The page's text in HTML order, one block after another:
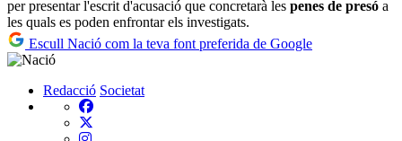
per presentar l'escrit d'acusació que concretarà les penes de presó a
les quals es poden enfrontar els investigats.
Escull Nació com la teva font preferida de Google
Redacció Societat